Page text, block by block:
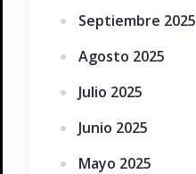
Septiembre 2025
Agosto 2025
Julio 2025
Junio 2025
Mayo 2025